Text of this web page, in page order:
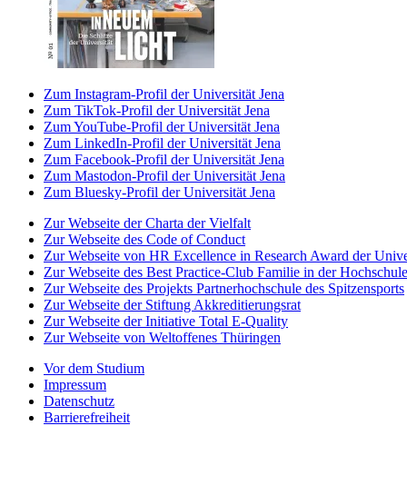
Zum Instagram-Profil der Universität Jena
Zum TikTok-Profil der Universität Jena
Zum YouTube-Profil der Universität Jena
Zum LinkedIn-Profil der Universität Jena
Zum Facebook-Profil der Universität Jena
Zum Mastodon-Profil der Universität Jena
Zum Bluesky-Profil der Universität Jena
Zur Webseite der Charta der Vielfalt
Zur Webseite des Code of Conduct
Zur Webseite von HR Excellence in Research Award der
Zur Webseite des Best Practice-Club Familie in der Hochschule
Zur Webseite des Projekts Partnerhochschule des Spitzensports
Zur Webseite der Stiftung Akkreditierungsrat
Zur Webseite der Initiative Total E-Quality
Zur Webseite von Weltoffenes Thüringen
Vor dem Studium
Impressum
Datenschutz
Barrierefreiheit